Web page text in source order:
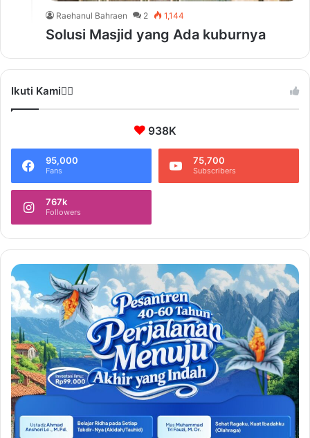
Raehanul Bahraen 2 1,144
Solusi Masjid yang Ada kuburnya
Ikuti Kami❤️‍🔥
938K
95,000
Fans
75,700
Subscribers
767k
Followers